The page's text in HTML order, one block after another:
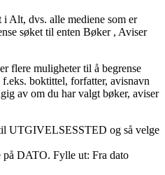
i Alt, dvs. alle mediene som er
søket til enten Bøker , Aviser
flere muligheter til å begrense
f.eks. boktittel, forfatter, avisnavn
av om du har valgt bøker, aviser
UTGIVELSESSTED og så velge
på DATO. Fylle ut: Fra dato